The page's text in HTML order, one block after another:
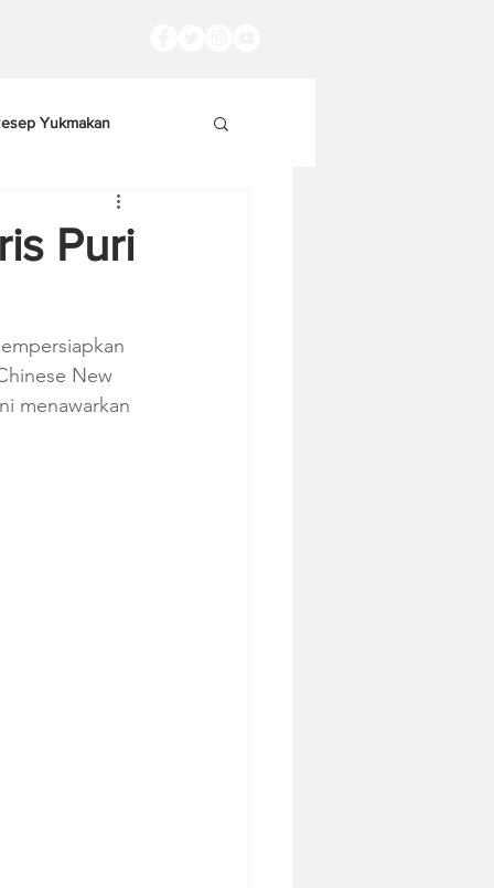
Yukmakan
Puri
New
menawarkan